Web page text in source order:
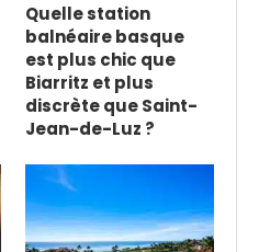
Quelle station
balnéaire basque
est plus chic que
Biarritz et plus
discrète que Saint-
Jean-de-Luz ?